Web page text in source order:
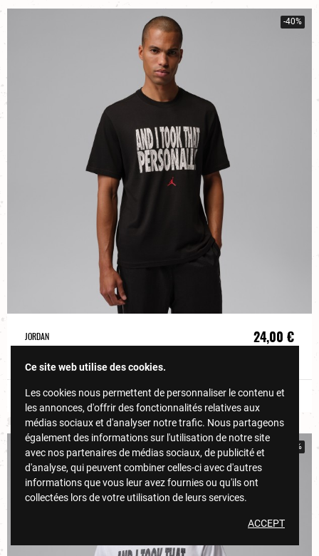
-40%
JORDAN 24,00 €
DÉCOUVRIR
-40%
Ce site web utilise des cookies.
Les cookies nous permettent de personnaliser le contenu et
les annonces, d'offrir des fonctionnalités relatives aux
médias sociaux et d'analyser notre trafic. Nous partageons
également des informations sur l'utilisation de notre site
avec nos partenaires de médias sociaux, de publicité et
d'analyse, qui peuvent combiner celles-ci avec d'autres
informations que vous leur avez fournies ou qu'ils ont
collectées lors de votre utilisation de leurs services.
ACCEPT